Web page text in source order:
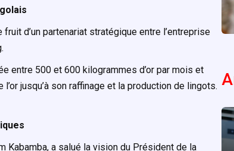
d’un partenariat stratégique entre l’entreprise
entre 500 et 600 kilogrammes d’or par mois et
jusqu’à son raffinage et la production de lingots.
Kabamba, a salué la vision du Président de la